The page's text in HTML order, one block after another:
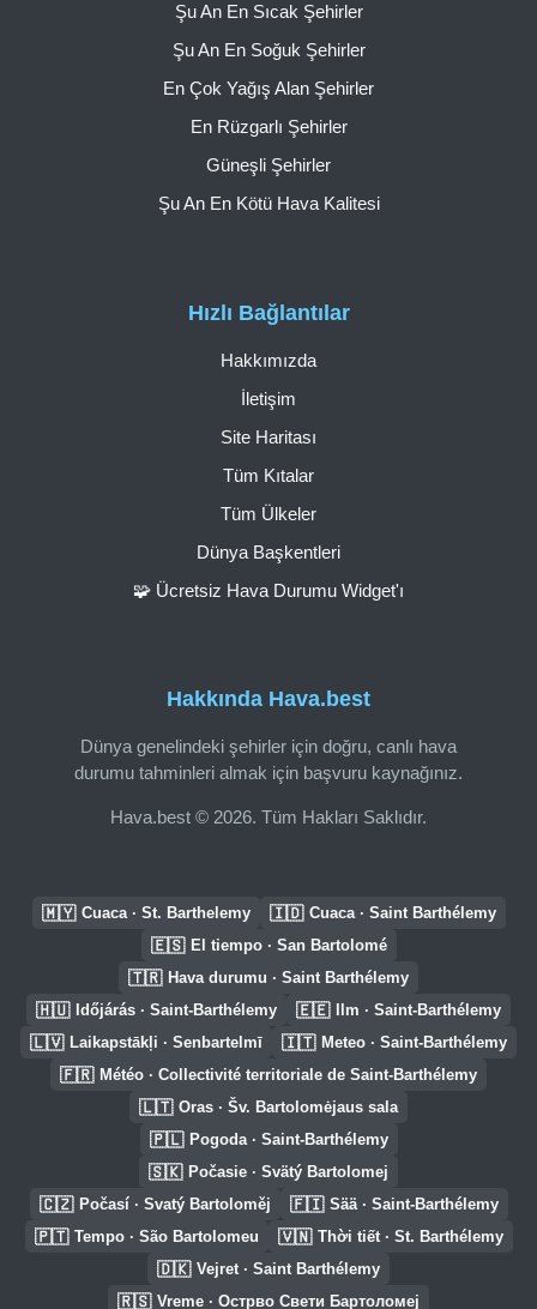
Hakkında Hava.best
Dünya genelindeki şehirler için doğru, canlı hava
durumu tahminleri almak için başvuru kaynağınız.
Hava.best © 2026. Tüm Hakları Saklıdır.
Hızlı Bağlantılar
Hakkımızda
İletişim
Site Haritası
Tüm Kıtalar
Tüm Ülkeler
Dünya Başkentleri
🧩 Ücretsiz Hava Durumu Widget'ı
Şu An En Sıcak Şehirler
Şu An En Soğuk Şehirler
En Çok Yağış Alan Şehirler
En Rüzgarlı Şehirler
Güneşli Şehirler
Şu An En Kötü Hava Kalitesi
🇲🇾 Cuaca · St. Barthelemy 🇮🇩 Cuaca · Saint Barthélemy
🇪🇸 El tiempo · San Bartolomé
🇹🇷 Hava durumu · Saint Barthélemy
🇭🇺 Időjárás · Saint-Barthélemy 🇪🇪 Ilm · Saint-Barthélemy
🇱🇻 Laikapstākļi · Senbartelmī 🇮🇹 Meteo · Saint-Barthélemy
🇫🇷 Météo · Collectivité territoriale de Saint-Barthélemy
🇱🇹 Oras · Šv. Bartolomėjaus sala
🇵🇱 Pogoda · Saint-Barthélemy
🇸🇰 Počasie · Svätý Bartolomej
🇨🇿 Počasí · Svatý Bartoloměj 🇫🇮 Sää · Saint-Barthélemy
🇵🇹 Tempo · São Bartolomeu 🇻🇳 Thời tiết · St. Barthélemy
🇩🇰 Vejret · Saint Barthélemy
🇷🇸 Vreme · Острво Свети Бартоломеј